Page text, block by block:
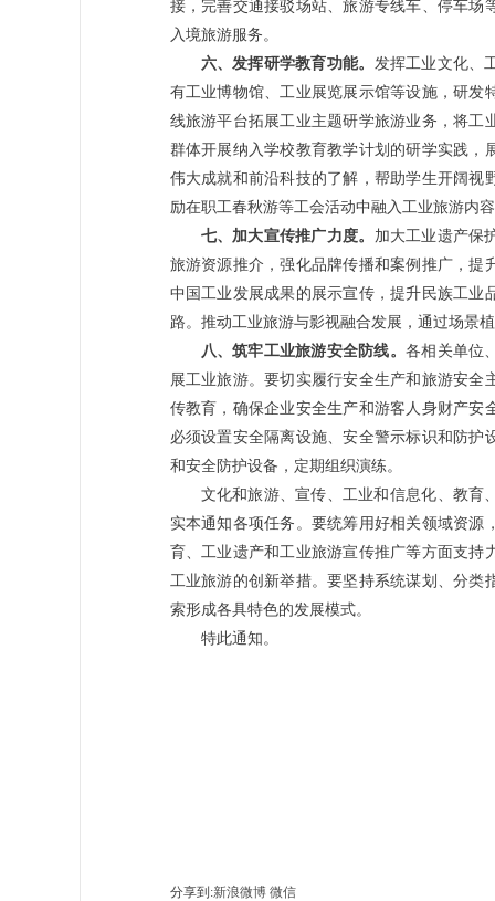
接，完善交通接驳场站、旅游专线车、停车
入境旅游服务。
六、发挥研学教育功能。 发挥工业文化、
有工业博物馆、工业展览展示馆等设施，研
线旅游平台拓展工业主题研学旅游业务，将
群体开展纳入学校教育教学计划的研学实践
伟大成就和前沿科技的了解，帮助学生开阔
励在职工春秋游等工会活动中融入工业旅游内
七、加大宣传推广力度。 加大工业遗产保
旅游资源推介，强化品牌传播和案例推广，
中国工业发展成果的展示宣传，提升民族工
路。推动工业旅游与影视融合发展，通过场景
八、筑牢工业旅游安全防线。各相关单位
展工业旅游。要切实履行安全生产和旅游安
传教育，确保企业安全生产和游客人身财产
必须设置安全隔离设施、安全警示标识和防
和安全防护设备，定期组织演练。
文化和旅游、宣传、工业和信息化、教育
实本通知各项任务。要统筹用好相关领域资
育、工业遗产和工业旅游宣传推广等方面支
工业旅游的创新举措。要坚持系统谋划、分
索形成各具特色的发展模式。
特此通知。
分享到:新浪微博 微信